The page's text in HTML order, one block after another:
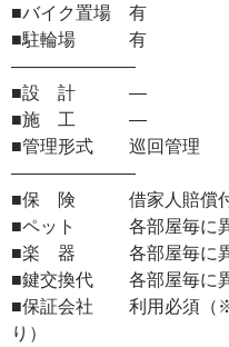
■バイク置場 有
■駐輪場 有
―――――――
■設 計 ―
■施 工 ―
■管理形式 巡回管理
―――――――
■保 険 借家人賠償付
■ペット 各部屋毎に
■楽 器 各部屋毎に異
■鍵交換代 各部屋毎に
■保証会社 利用必須（※
り）